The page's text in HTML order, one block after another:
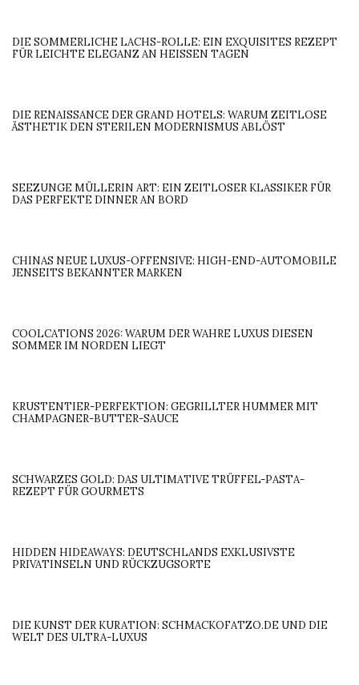
DIE SOMMERLICHE LACHS-ROLLE: EIN EXQUISITES REZEPT
FÜR LEICHTE ELEGANZ AN HEISSEN TAGEN
DIE RENAISSANCE DER GRAND HOTELS: WARUM ZEITLOSE
ÄSTHETIK DEN STERILEN MODERNISMUS ABLÖST
SEEZUNGE MÜLLERIN ART: EIN ZEITLOSER KLASSIKER FÜR
DAS PERFEKTE DINNER AN BORD
CHINAS NEUE LUXUS-OFFENSIVE: HIGH-END-AUTOMOBILE
JENSEITS BEKANNTER MARKEN
COOLCATIONS 2026: WARUM DER WAHRE LUXUS DIESEN
SOMMER IM NORDEN LIEGT
KRUSTENTIER-PERFEKTION: GEGRILLTER HUMMER MIT
CHAMPAGNER-BUTTER-SAUCE
SCHWARZES GOLD: DAS ULTIMATIVE TRÜFFEL-PASTA-
REZEPT FÜR GOURMETS
HIDDEN HIDEAWAYS: DEUTSCHLANDS EXKLUSIVSTE
PRIVATINSELN UND RÜCKZUGSORTE
DIE KUNST DER KURATION: SCHMACKOFATZO.DE UND DIE
WELT DES ULTRA-LUXUS